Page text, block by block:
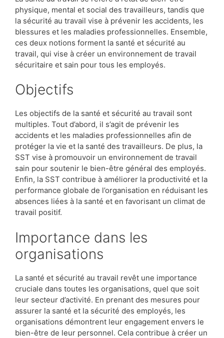
physique, mental et social des travailleurs, tandis que
la sécurité au travail vise à prévenir les accidents, les
blessures et les maladies professionnelles. Ensemble,
ces deux notions forment la santé et sécurité au
travail, qui vise à créer un environnement de travail
sécuritaire et sain pour tous les employés.
Objectifs
Les objectifs de la santé et sécurité au travail sont
multiples. Tout d’abord, il s’agit de prévenir les
accidents et les maladies professionnelles afin de
protéger la vie et la santé des travailleurs. De plus, la
SST vise à promouvoir un environnement de travail
sain pour soutenir le bien-être général des employés.
Enfin, la SST contribue à améliorer la productivité et la
performance globale de l’organisation en réduisant les
absences liées à la santé et en favorisant un climat de
travail positif.
Importance dans les
organisations
La santé et sécurité au travail revêt une importance
cruciale dans toutes les organisations, quel que soit
leur secteur d’activité. En prenant des mesures pour
assurer la santé et la sécurité des employés, les
organisations démontrent leur engagement envers le
bien-être de leur personnel. Cela contribue à créer un